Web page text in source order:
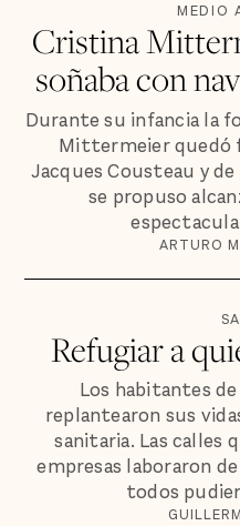
MEDIO
Cristina
soñaba con
Durante su infancia la
Mittermeier quedó
Jacques Cousteau y
se propuso
ARTURO
Refugiar a
Los habitantes
replantearon sus
sanitaria. Las calles
empresas laboraron
todos